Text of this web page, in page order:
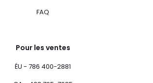
FAQ
Pour les ventes
ÉU - 786 400-2881